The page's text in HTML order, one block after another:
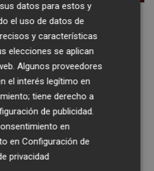
la vieja escuela ¡Cómo los
CASTELLÓN PLAZA.
del dí
mañana en un solo
el día
datos para estos y
el uso de datos de
y características
elecciones se aplican
Algunos proveedores
el interés legítimo en
tiene derecho a
de publicidad.
en
enConfiguración de
privacidad